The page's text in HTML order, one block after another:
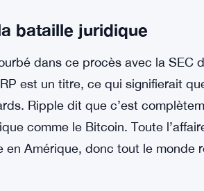
bataille juridique
dans ce procès avec la SEC
est un titre, ce qui signifierait
Ripple dit que c’est
comme le Bitcoin. Toute
en Amérique, donc tout le monde